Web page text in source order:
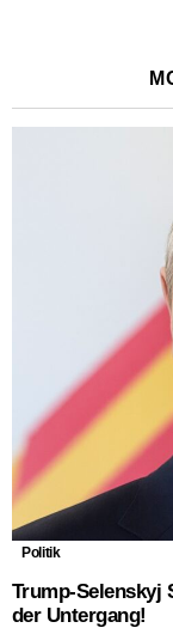
Politik
Trump-Selenskyj
der Untergang!